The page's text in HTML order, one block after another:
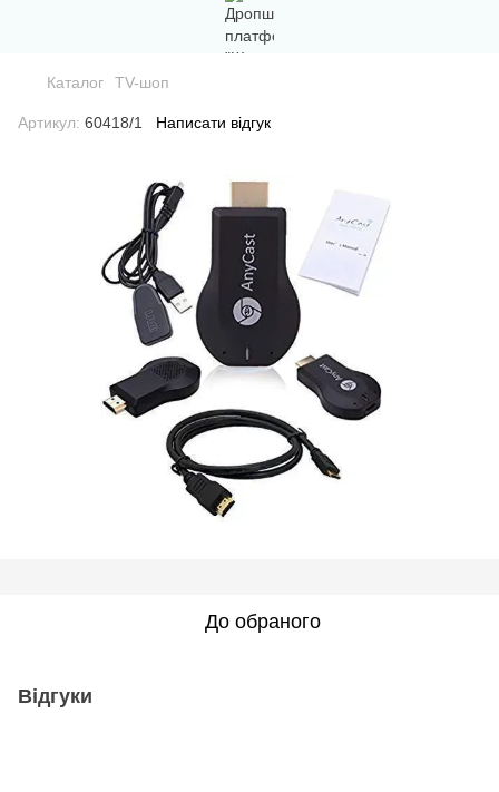
Каталог TV-шоп
Артикул: 60418/1 Написати відгук
До обраного
Відгуки